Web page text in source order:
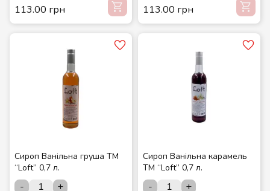
113.00 грн
113.00 грн
Сироп Ванільна груша ТМ
“Loft” 0,7 л.
-
+
Сироп Ванільна карамель
ТМ “Loft” 0,7 л.
-
+